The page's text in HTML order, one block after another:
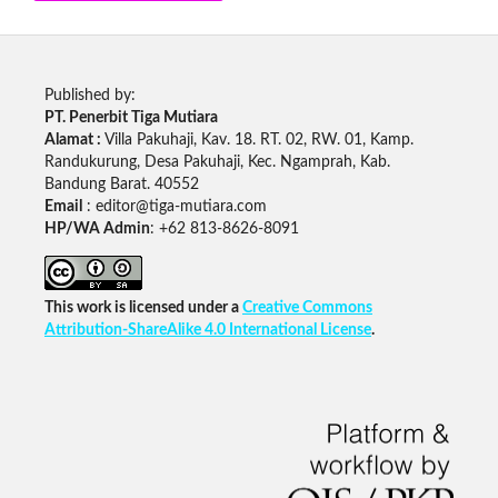
Published by:
PT. Penerbit Tiga Mutiara
Alamat : Villa Pakuhaji, Kav. 18. RT. 02, RW. 01, Kamp.
Randukurung, Desa Pakuhaji, Kec. Ngamprah, Kab.
Bandung Barat. 40552
Email
: editor@tiga-mutiara.com
HP/WA Admin: +62 813-8626-8091
This work is licensed under a Creative Commons
Attribution-ShareAlike 4.0 International License.